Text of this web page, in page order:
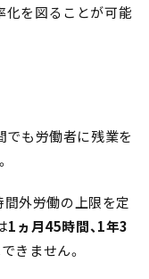
化を図ることが可能
でも労働者に残業を
間外労働の上限を定
1ヵ月45時間、1年3
きません。